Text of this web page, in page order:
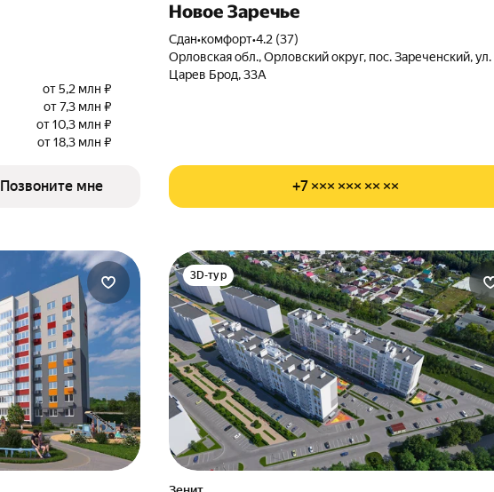
от 5,2 млн ₽
от 7,3 млн ₽
от 10,3 млн ₽
от 18,3 млн ₽
Позвоните мне
Новое Заречье
Сдан•комфорт•4.2 (37)
Орловская обл., Орловский округ, пос. Зареченский, ул.
Царев Брод, 33А
+7 ××× ××× ×× ××
3D-тур